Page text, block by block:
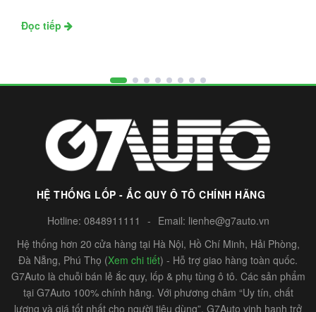
Đọc tiếp
HỆ THỐNG LỐP - ẮC QUY Ô TÔ CHÍNH HÃNG
Hotline: 0848911111 - Email: lienhe@g7auto.vn
Hệ thống hơn 20 cửa hàng tại Hà Nội, Hồ Chí Minh, Hải Phòng,
Đà Nẵng, Phú Thọ (Xem chi tiết) - Hỗ trợ giao hàng toàn quốc.
G7Auto là chuỗi bán lẻ ắc quy, lốp & phụ tùng ô tô. Các sản phẩm
tại G7Auto 100% chính hãng. Với phương châm “Uy tín, chất
lượng và giá tốt nhất cho người tiêu dùng”, G7Auto vinh hạnh trở